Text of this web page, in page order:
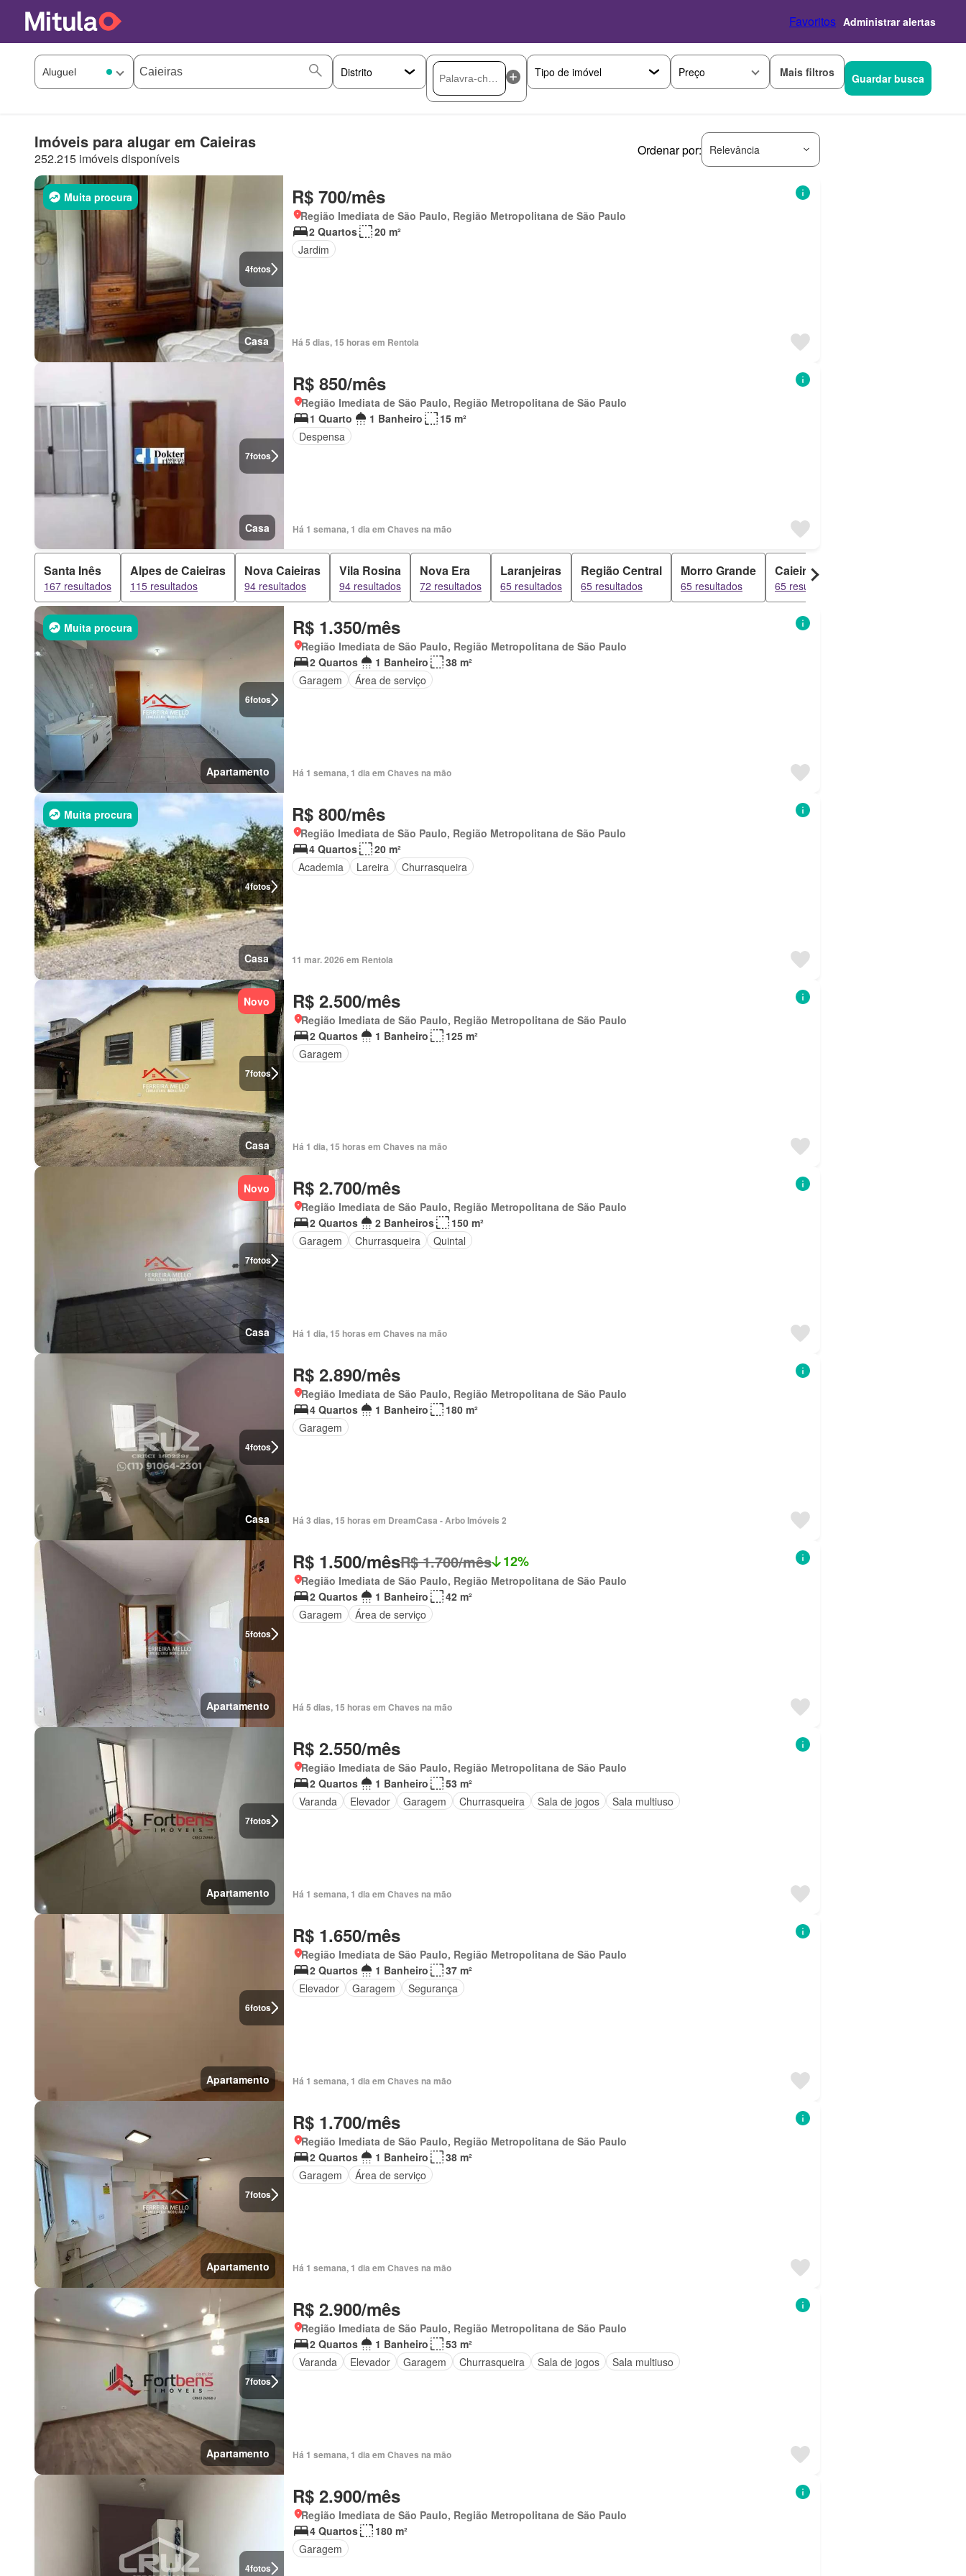
Favoritos Administrar alertas
Preço Mais filtros Guardar busca
Imóveis para alugar em Caieiras
252.215 imóveis disponíveis
Ordenar por: Relevância
4fotos
Muita procura
Casa
R$ 700/mês
Região Imediata de São Paulo, Região Metropolitana de São Paulo
2 Quartos
20 m²
Jardim
Há 5 dias, 15 horas em Rentola
7fotos
Casa
R$ 850/mês
Região Imediata de São Paulo, Região Metropolitana de São Paulo
1 Quarto
1 Banheiro
15 m²
Despensa
Há 1 semana, 1 dia em Chaves na mão
Santa Inês
167 resultados
Alpes de Caieiras
115 resultados
Nova Caieiras
94 resultados
Vila Rosina
94 resultados
Nova Era
72 resultados
Laranjeiras
65 resultados
Região Central
65 resultados
Morro Grande
65 resultados
Caieiras
65 resultados
6fotos
Muita procura
Apartamento
R$ 1.350/mês
Região Imediata de São Paulo, Região Metropolitana de São Paulo
2 Quartos
1 Banheiro
38 m²
Garagem
Área de serviço
Há 1 semana, 1 dia em Chaves na mão
4fotos
Muita procura
Casa
R$ 800/mês
Região Imediata de São Paulo, Região Metropolitana de São Paulo
4 Quartos
20 m²
Academia
Lareira Churrasqueira
11 mar. 2026 em Rentola
7fotos
Novo
Casa
R$ 2.500/mês
Região Imediata de São Paulo, Região Metropolitana de São Paulo
2 Quartos
1 Banheiro
125 m²
Garagem
Há 1 dia, 15 horas em Chaves na mão
7fotos
Novo
Casa
R$ 2.700/mês
Região Imediata de São Paulo, Região Metropolitana de São Paulo
2 Quartos
2 Banheiros
150 m²
Garagem
Churrasqueira Quintal
Há 1 dia, 15 horas em Chaves na mão
4fotos
Casa
R$ 2.890/mês
Região Imediata de São Paulo, Região Metropolitana de São Paulo
4 Quartos
1 Banheiro
180 m²
Garagem
Há 3 dias, 15 horas em DreamCasa - Arbo Imóveis 2
5fotos
Apartamento
R$ 1.500/mêsR$ 1.700/mês 12%
Região Imediata de São Paulo, Região Metropolitana de São Paulo
2 Quartos
1 Banheiro
42 m²
Garagem
Área de serviço
Há 5 dias, 15 horas em Chaves na mão
7fotos
Apartamento
R$ 2.550/mês
Região Imediata de São Paulo, Região Metropolitana de São Paulo
2 Quartos
1 Banheiro
53 m²
Varanda
Elevador Garagem Churrasqueira Sala de jogos Sala multiuso
Há 1 semana, 1 dia em Chaves na mão
6fotos
Apartamento
R$ 1.650/mês
Região Imediata de São Paulo, Região Metropolitana de São Paulo
2 Quartos
1 Banheiro
37 m²
Elevador
Garagem Segurança
Há 1 semana, 1 dia em Chaves na mão
7fotos
Apartamento
R$ 1.700/mês
Região Imediata de São Paulo, Região Metropolitana de São Paulo
2 Quartos
1 Banheiro
38 m²
Garagem
Área de serviço
Há 1 semana, 1 dia em Chaves na mão
7fotos
Apartamento
R$ 2.900/mês
Região Imediata de São Paulo, Região Metropolitana de São Paulo
2 Quartos
1 Banheiro
53 m²
Varanda
Elevador Garagem Churrasqueira Sala de jogos Sala multiuso
Há 1 semana, 1 dia em Chaves na mão
4fotos
R$ 2.900/mês
Região Imediata de São Paulo, Região Metropolitana de São Paulo
4 Quartos
180 m²
Garagem